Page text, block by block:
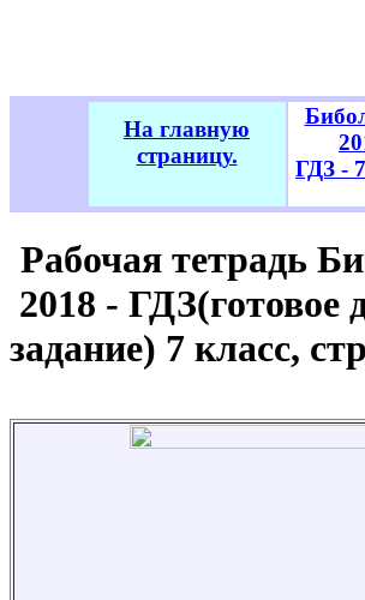
На главную
страницу.
ГДЗ -
Рабочая тетрадь
2018 - ГДЗ(готовое
задание) 7 класс,